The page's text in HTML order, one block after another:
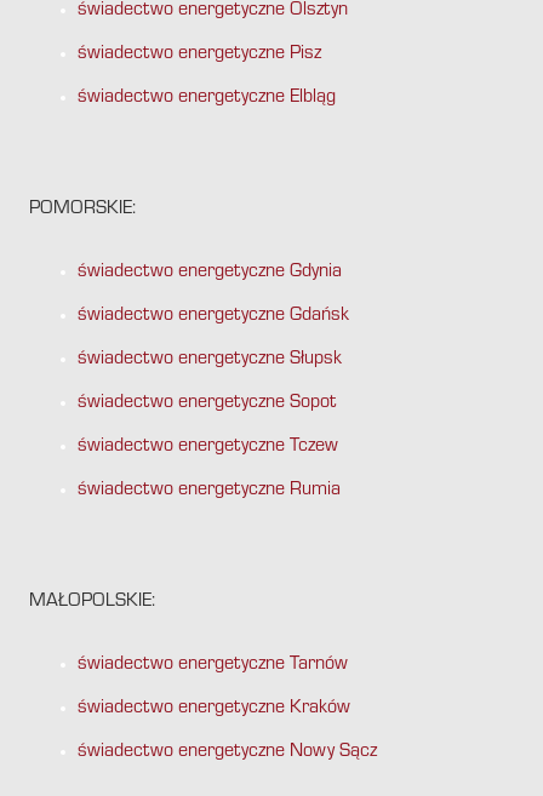
świadectwo energetyczne Olsztyn
świadectwo energetyczne Pisz
świadectwo energetyczne Elbląg
POMORSKIE:
świadectwo energetyczne Gdynia
świadectwo energetyczne Gdańsk
świadectwo energetyczne Słupsk
świadectwo energetyczne Sopot
świadectwo energetyczne Tczew
świadectwo energetyczne Rumia
MAŁOPOLSKIE:
świadectwo energetyczne Tarnów
świadectwo energetyczne Kraków
świadectwo energetyczne Nowy Sącz